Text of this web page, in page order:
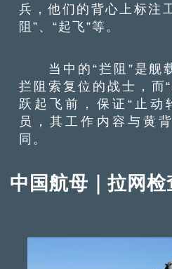
兵，他们的背心上标注
阻”、“起飞”等。
当中的“拦阻”是舰
拦阻索复位的战士，而
跃起飞前，保证“止动
员，其工作内容与黄
同。
中国航母｜拉网